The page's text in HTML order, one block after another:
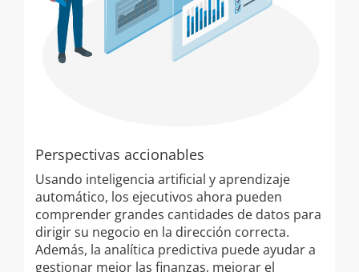
Perspectivas accionables
Usando inteligencia artificial y aprendizaje
automático, los ejecutivos ahora pueden
comprender grandes cantidades de datos para
dirigir su negocio en la dirección correcta.
Además, la analítica predictiva puede ayudar a
gestionar mejor las finanzas, mejorar el